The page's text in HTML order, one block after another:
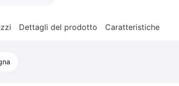
Dettagli del prodotto Caratteristiche